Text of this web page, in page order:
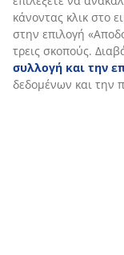
Μπαμπού
Ο αφρός είναι
μπαμπού, η οποία
τις οσμές. Αυτό
στεγνό και